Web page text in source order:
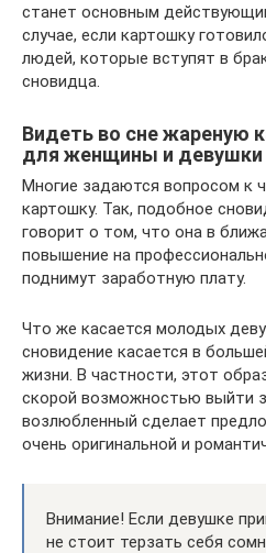
станет основным
случае, если картошку
людей, которые вступят в
сновидца.
Видеть во сне жареную
для женщины и девушки
Многие задаются вопросом к
картошку. Так, подобное
говорит о том, что она в
повышение на
поднимут заработную плату.
Что же касается молодых
сновидение касается в
жизни. В частности, этот
скорой возможностью выйти
возлюбленный сделает
очень оригинальной и
Внимание! Если девушке
не стоит терзать себя